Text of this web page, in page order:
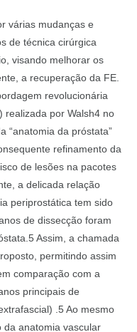
várias mudanças e
de técnica cirúrgica
visando melhorar os
a recuperação da FE.
revolucionária
realizada por Walsh4 no
“anatomia da próstata”
refinamento da
de lesões na pacotes
a delicada relação
periprostática tem sido
de dissecção foram
Assim, a chamada
permitindo assim
comparação com a
principais de
.5 Ao mesmo
da anatomia vascular